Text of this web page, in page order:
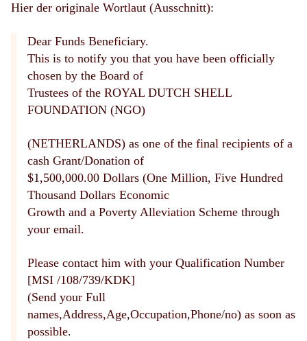
Hier der originale Wortlaut (Ausschnitt):
Dear Funds Beneficiary.
This is to notify you that you have been officially
chosen by the Board of
Trustees of the ROYAL DUTCH SHELL
FOUNDATION (NGO)
(NETHERLANDS) as one of the final recipients of a
cash Grant/Donation of
$1,500,000.00 Dollars (One Million, Five Hundred
Thousand Dollars Economic
Growth and a Poverty Alleviation Scheme through
your email.
Please contact him with your Qualification Number
[MSI /108/739/KDK]
(Send your Full
names,Address,Age,Occupation,Phone/no) as soon as
possible.